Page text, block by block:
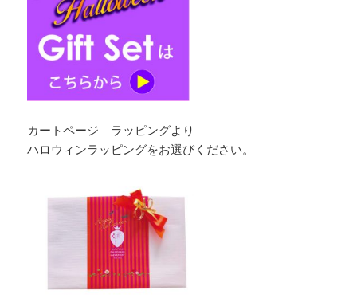
カートページ ラッピングより
ハロウィンラッピングをお選びください。